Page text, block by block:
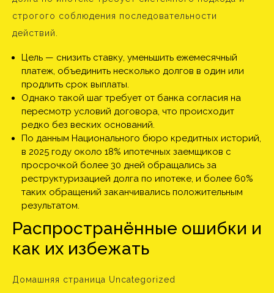
строгого соблюдения последовательности
действий.
Цель — снизить ставку, уменьшить ежемесячный
платеж, объединить несколько долгов в один или
продлить срок выплаты.
Однако такой шаг требует от банка согласия на
пересмотр условий договора, что происходит
редко без веских оснований.
По данным Национального бюро кредитных историй,
в 2025 году около 18% ипотечных заемщиков с
просрочкой более 30 дней обращались за
реструктуризацией долга по ипотеке, и более 60%
таких обращений заканчивались положительным
результатом.
Распространённые ошибки и
как их избежать
Домашняя страница Uncategorized